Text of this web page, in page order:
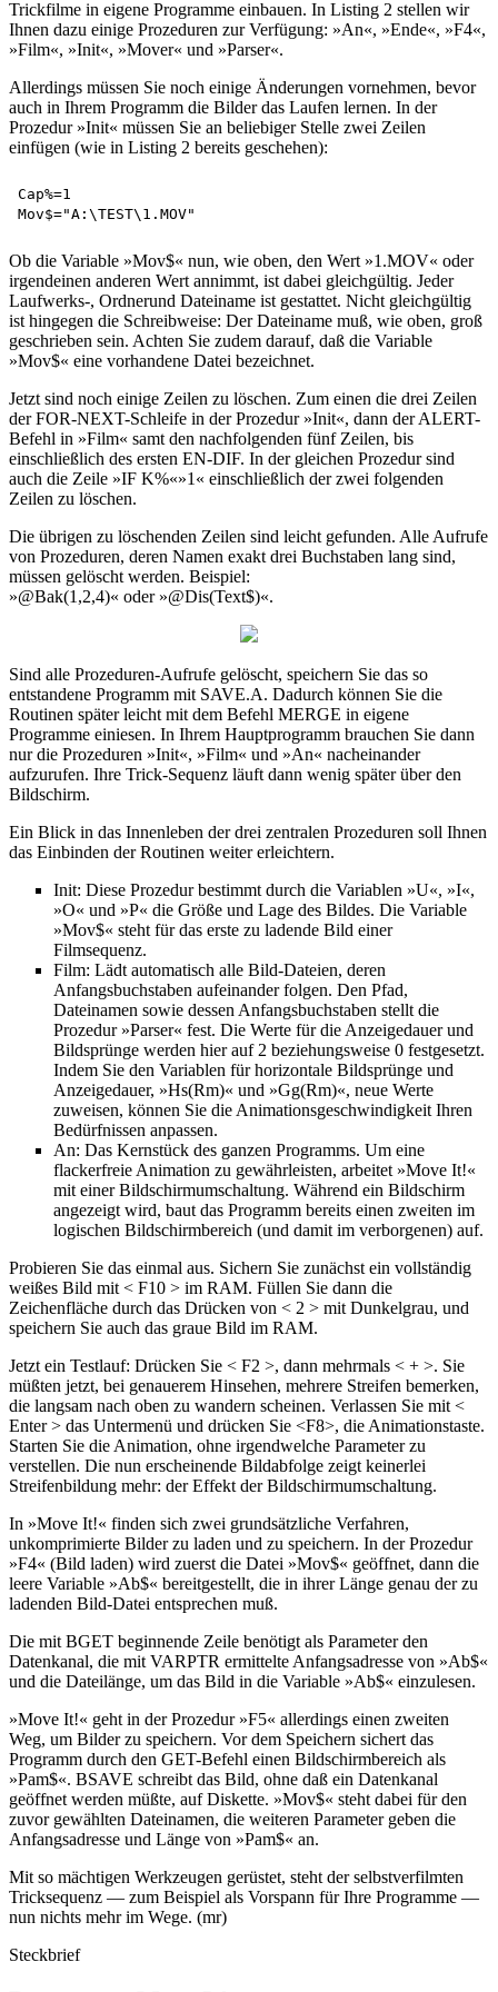
Trickfilme in eigene Programme einbauen. In Listing 2 stellen wir
Ihnen dazu einige Prozeduren zur Verfügung: »An«, »Ende«, »F4«,
»Film«, »Init«, »Mover« und »Parser«.
Allerdings müssen Sie noch einige Änderungen vornehmen, bevor
auch in Ihrem Programm die Bilder das Laufen lernen. In der
Prozedur »Init« müssen Sie an beliebiger Stelle zwei Zeilen
einfügen (wie in Listing 2 bereits geschehen):
Cap%=1
Ob die Variable »Mov$« nun, wie oben, den Wert »1.MOV« oder
irgendeinen anderen Wert annimmt, ist dabei gleichgültig. Jeder
Laufwerks-, Ordnerund Dateiname ist gestattet. Nicht gleichgültig
ist hingegen die Schreibweise: Der Dateiname muß, wie oben, groß
geschrieben sein. Achten Sie zudem darauf, daß die Variable
»Mov$« eine vorhandene Datei bezeichnet.
Jetzt sind noch einige Zeilen zu löschen. Zum einen die drei Zeilen
der FOR-NEXT-Schleife in der Prozedur »Init«, dann der ALERT-
Befehl in »Film« samt den nachfolgenden fünf Zeilen, bis
einschließlich des ersten EN-DIF. In der gleichen Prozedur sind
auch die Zeile »IF K%«»1« einschließlich der zwei folgenden
Zeilen zu löschen.
Die übrigen zu löschenden Zeilen sind leicht gefunden. Alle Aufrufe
von Prozeduren, deren Namen exakt drei Buchstaben lang sind,
müssen gelöscht werden. Beispiel:
»@Bak(1,2,4)« oder »@Dis(Text$)«.
Sind alle Prozeduren-Aufrufe gelöscht, speichern Sie das so
entstandene Programm mit SAVE.A. Dadurch können Sie die
Routinen später leicht mit dem Befehl MERGE in eigene
Programme einiesen. In Ihrem Hauptprogramm brauchen Sie dann
nur die Prozeduren »Init«, »Film« und »An« nacheinander
aufzurufen. Ihre Trick-Sequenz läuft dann wenig später über den
Bildschirm.
Ein Blick in das Innenleben der drei zentralen Prozeduren soll Ihnen
das Einbinden der Routinen weiter erleichtern.
Init: Diese Prozedur bestimmt durch die Variablen »U«, »I«,
»O« und »P« die Größe und Lage des Bildes. Die Variable
»Mov$« steht für das erste zu ladende Bild einer
Filmsequenz.
Film: Lädt automatisch alle Bild-Dateien, deren
Anfangsbuchstaben aufeinander folgen. Den Pfad,
Dateinamen sowie dessen Anfangsbuchstaben stellt die
Prozedur »Parser« fest. Die Werte für die Anzeigedauer und
Bildsprünge werden hier auf 2 beziehungsweise 0 festgesetzt.
Indem Sie den Variablen für horizontale Bildsprünge und
Anzeigedauer, »Hs(Rm)« und »Gg(Rm)«, neue Werte
zuweisen, können Sie die Animationsgeschwindigkeit Ihren
Bedürfnissen anpassen.
An: Das Kernstück des ganzen Programms. Um eine
flackerfreie Animation zu gewährleisten, arbeitet »Move It!«
mit einer Bildschirmumschaltung. Während ein Bildschirm
angezeigt wird, baut das Programm bereits einen zweiten im
logischen Bildschirmbereich (und damit im verborgenen) auf.
Probieren Sie das einmal aus. Sichern Sie zunächst ein vollständig
weißes Bild mit < F10 > im RAM. Füllen Sie dann die
Zeichenfläche durch das Drücken von < 2 > mit Dunkelgrau, und
speichern Sie auch das graue Bild im RAM.
Jetzt ein Testlauf: Drücken Sie < F2 >, dann mehrmals < + >. Sie
müßten jetzt, bei genauerem Hinsehen, mehrere Streifen bemerken,
die langsam nach oben zu wandern scheinen. Verlassen Sie mit <
Enter > das Untermenü und drücken Sie <F8>, die Animationstaste.
Starten Sie die Animation, ohne irgendwelche Parameter zu
verstellen. Die nun erscheinende Bildabfolge zeigt keinerlei
Streifenbildung mehr: der Effekt der Bildschirmumschaltung.
In »Move It!« finden sich zwei grundsätzliche Verfahren,
unkomprimierte Bilder zu laden und zu speichern. In der Prozedur
»F4« (Bild laden) wird zuerst die Datei »Mov$« geöffnet, dann die
leere Variable »Ab$« bereitgestellt, die in ihrer Länge genau der zu
ladenden Bild-Datei entsprechen muß.
Die mit BGET beginnende Zeile benötigt als Parameter den
Datenkanal, die mit VARPTR ermittelte Anfangsadresse von »Ab$«
und die Dateilänge, um das Bild in die Variable »Ab$« einzulesen.
»Move It!« geht in der Prozedur »F5« allerdings einen zweiten
Weg, um Bilder zu speichern. Vor dem Speichern sichert das
Programm durch den GET-Befehl einen Bildschirmbereich als
»Pam$«. BSAVE schreibt das Bild, ohne daß ein Datenkanal
geöffnet werden müßte, auf Diskette. »Mov$« steht dabei für den
zuvor gewählten Dateinamen, die weiteren Parameter geben die
Anfangsadresse und Länge von »Pam$« an.
Mit so mächtigen Werkzeugen gerüstet, steht der selbstverfilmten
Tricksequenz — zum Beispiel als Vorspann für Ihre Programme —
nun nichts mehr im Wege. (mr)
Steckbrief